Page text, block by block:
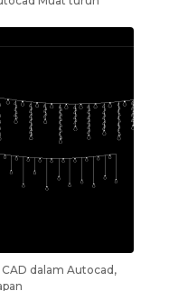
dalam Autocad,